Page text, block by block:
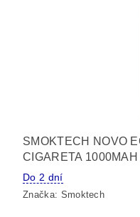
SMOKTECH NOVO
CIGARETA 1000MAH
Do 2 dní
Značka: Smoktech